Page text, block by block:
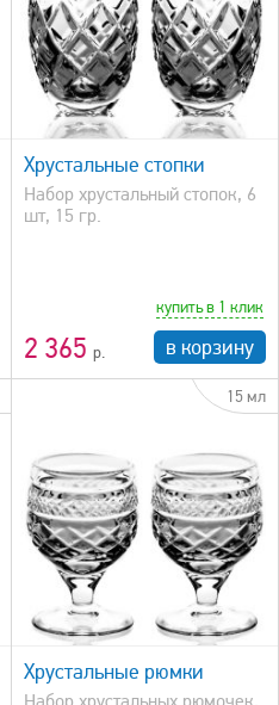
Хрустальные стопки
Набор хрустальный стопок, 6
шт, 15 гр.
2 365
купить в 1 клик
в корзину
15 мл
Хрустальные рюмки